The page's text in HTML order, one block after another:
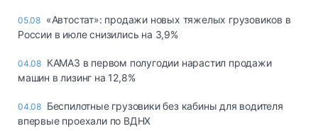
05.08 «Автостат»: продажи новых тяжелых грузовиков в
России в июле снизились на 3,9%
04.08 КАМАЗ в первом полугодии нарастил продажи
машин в лизинг на 12,8%
04.08 Беспилотные грузовики без кабины для водителя
впервые проехали по ВДНХ